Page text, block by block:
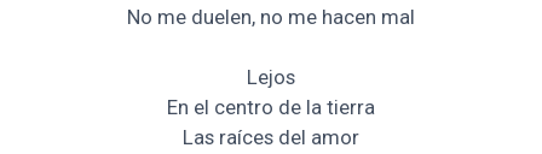
No me duelen, no me hacen mal
Lejos
En el centro de la tierra
Las raíces del amor